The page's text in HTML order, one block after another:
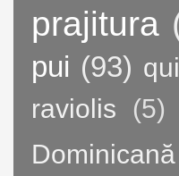
prajitura
pui (93)
raviolis
(5)
Dominicană